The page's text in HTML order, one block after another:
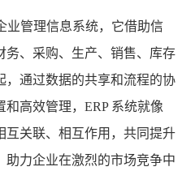
业管理信息系统，它借助信
务、采购、生产、销售、库存
，通过数据的共享和流程的协
高效管理，ERP 系统就像
互关联、相互作用，共同提升
助力企业在激烈的市场竞争中